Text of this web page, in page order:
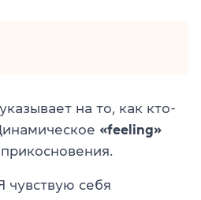
указывает на то, как кто-
«feeling»
чувствую себя